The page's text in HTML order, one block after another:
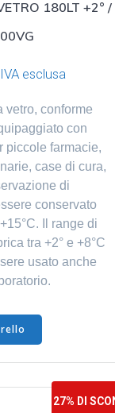
180LT +2° /
1.050,47.
IVA esclusa
vetro, conforme
con
piccole farmacie,
case di cura,
di
conservato
Il range di
tra +2° e +8°C
usato anche
27% DI